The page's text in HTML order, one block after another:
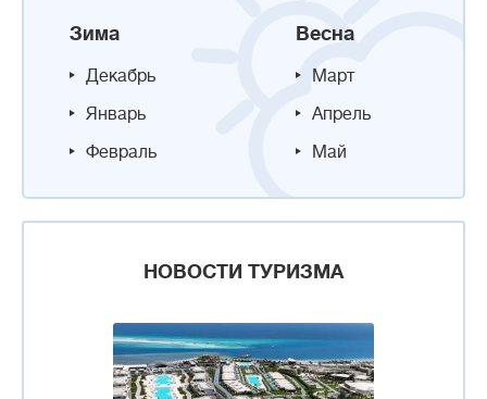
Зима
Декабрь
Январь
Февраль
Весна
Март
Апрель
Май
НОВОСТИ ТУРИЗМА